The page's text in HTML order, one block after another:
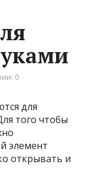
0
для
того чтобы
элемент
открывать и